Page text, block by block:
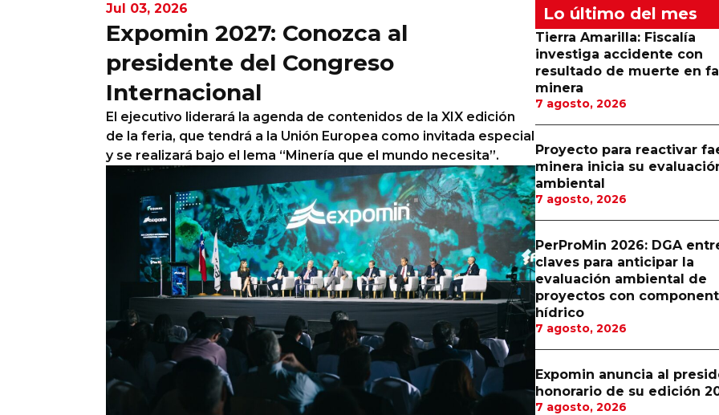
Minerí­a Subterránea
Columnas de Opinión
Calendario de Eventos
Jul 03, 2026
Expomin 2027: Conozca al
presidente del Congreso
Internacional
El ejecutivo liderará la agenda de contenidos de la XIX edición
de la feria, que tendrá a la Unión Europea como invitada especial
y se realizará bajo el lema “Minería que el mundo necesita”.
Lo último del mes
Tierra Amarilla: Fiscalía
investiga accidente con
resultado de muerte en
minera
7 agosto, 2026
Proyecto para reactivar
minera inicia su
ambiental
7 agosto, 2026
PerProMin 2026: DGA
claves para anticipar la
evaluación ambiental de
proyectos con
hídrico
7 agosto, 2026
Expomin anuncia al
honorario de su edición
7 agosto, 2026